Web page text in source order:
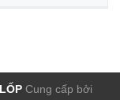
Cung cấp bởi